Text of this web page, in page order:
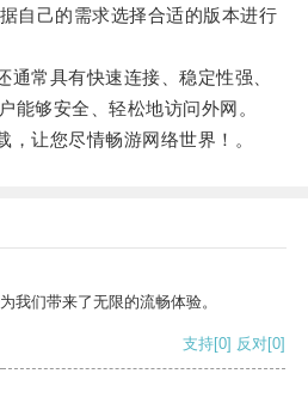
自己的需求选择合适的版本进行
常具有快速连接、稳定性强、
能够安全、轻松地访问外网。
让您尽情畅游网络世界！。
我们带来了无限的流畅体验。
支持[0] 反对[0]